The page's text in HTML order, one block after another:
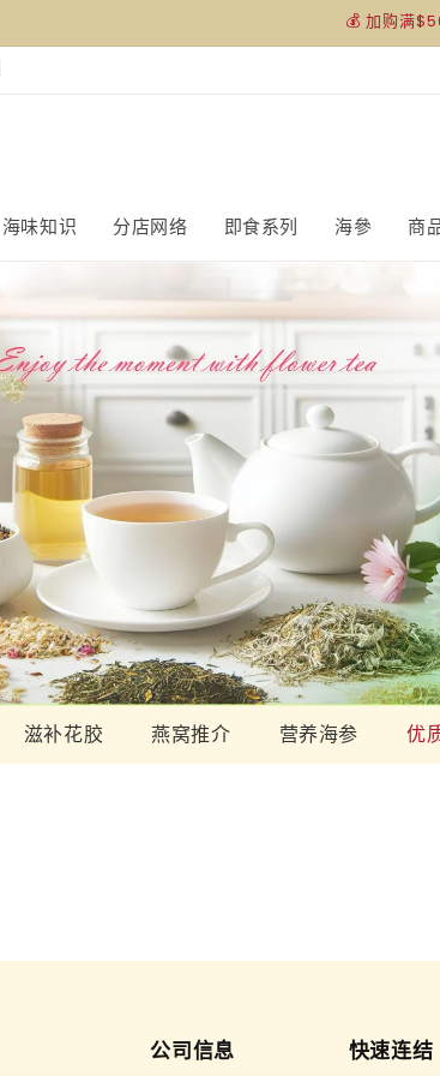
💰 加购满
海味知识 分店网络 即食系列 海參 商
滋补花胶 燕窝推介 营养海参 优
公司信息 快速连结